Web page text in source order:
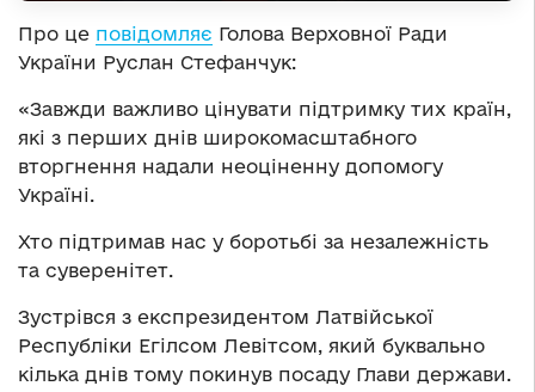
Про це повідомляє Голова Верховної Ради
України Руслан Стефанчук:
«Завжди важливо цінувати підтримку тих країн,
які з перших днів широкомасштабного
вторгнення надали неоціненну допомогу
Україні.
Хто підтримав нас у боротьбі за незалежність
та суверенітет.
Зустрівся з експрезидентом Латвійської
Республіки Егілсом Левітсом, який буквально
кілька днів тому покинув посаду Глави держави.